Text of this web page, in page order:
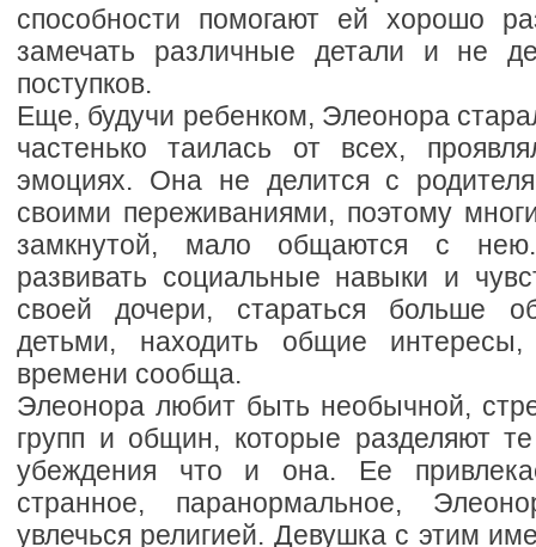
способности помогают ей хорошо
замечать различные детали и не
поступков.
Еще, будучи ребенком, Элеонора
частенько таилась от всех,
эмоциях. Она не делится с
своими переживаниями, поэтому
замкнутой, мало общаются с
развивать социальные навыки и
своей дочери, стараться больше
детьми, находить общие
времени сообща.
Элеонора любит быть необычной,
групп и общин, которые разделяют
убеждения что и она. Ее
странное, паранормальное,
увлечься религией. Девушка с этим